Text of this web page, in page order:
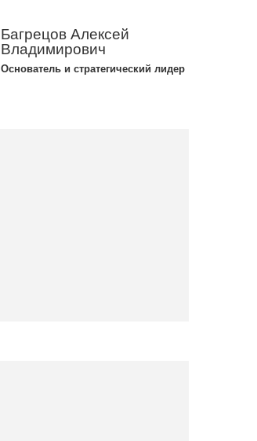
Багрецов Алексей
Владимирович
Основатель и стратегический лидер